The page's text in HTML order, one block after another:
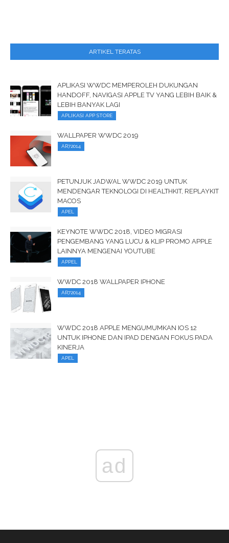
ARTIKEL TERATAS
APLIKASI WWDC MEMPEROLEH DUKUNGAN
HANDOFF, NAVIGASI APPLE TV YANG LEBIH BAIK &
LEBIH BANYAK LAGI
APLIKASI APP STORE
WALLPAPER WWDC 2019
AR72014
PETUNJUK JADWAL WWDC 2019 UNTUK
MENDENGAR TEKNOLOGI DI HEALTHKIT, REPLAYKIT
MACOS
APEL
KEYNOTE WWDC 2018, VIDEO MIGRASI
PENGEMBANG YANG LUCU & KLIP PROMO APPLE
LAINNYA MENGENAI YOUTUBE
APPEL
WWDC 2018 WALLPAPER IPHONE
AR72014
WWDC 2018 APPLE MENGUMUMKAN IOS 12
UNTUK IPHONE DAN IPAD DENGAN FOKUS PADA
KINERJA
APEL
ad